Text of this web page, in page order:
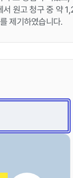
서 원고 청구 중 약
제기하였습니다.